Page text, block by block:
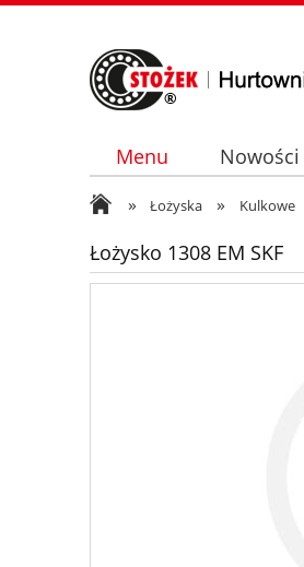
Menu Nowości
» Łożyska » Kulkowe
Łożysko 1308 EM SKF